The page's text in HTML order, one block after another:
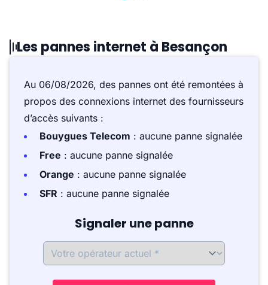
Les pannes internet à Besançon
Au 06/08/2026, des pannes ont été remontées à
propos des connexions internet des fournisseurs
d’accès suivants :
Bouygues Telecom : aucune panne signalée
Free : aucune panne signalée
Orange : aucune panne signalée
SFR : aucune panne signalée
Signaler une panne